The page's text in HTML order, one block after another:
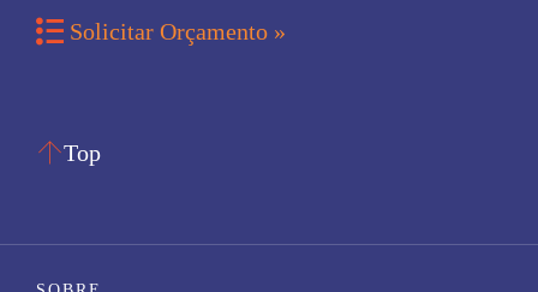
 Solicitar Orçamento »
Top